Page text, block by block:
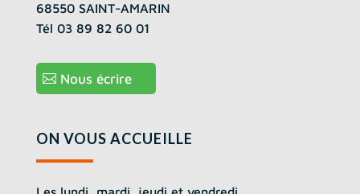
68550 SAINT-AMARIN
Tél 03 89 82 60 01
Nous écrire
ON VOUS ACCUEILLE